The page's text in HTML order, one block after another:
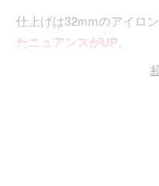
仕上げは32mmのアイロ
たニュアンスがUP。
ベージュシャドウとカー